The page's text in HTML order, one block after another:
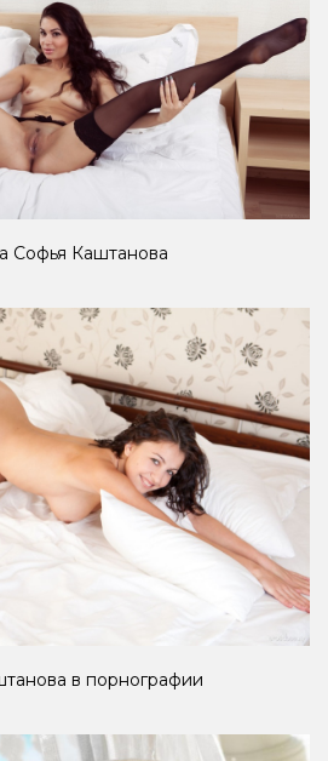
Софья Каштанова
в порнографии